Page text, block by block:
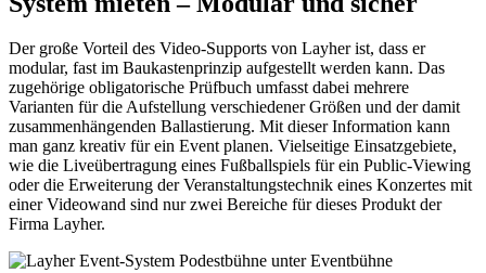
Der große Vorteil des Video-Supports von Layher ist, dass er
modular, fast im Baukastenprinzip aufgestellt werden kann. Das
zugehörige obligatorische Prüfbuch umfasst dabei mehrere
Varianten für die Aufstellung verschiedener Größen und der damit
zusammenhängenden Ballastierung. Mit dieser Information kann
man ganz kreativ für ein Event planen. Vielseitige Einsatzgebiete,
wie die Liveübertragung eines Fußballspiels für ein Public-Viewing
oder die Erweiterung der Veranstaltungstechnik eines Konzertes mit
einer Videowand sind nur zwei Bereiche für dieses Produkt der
Firma Layher.